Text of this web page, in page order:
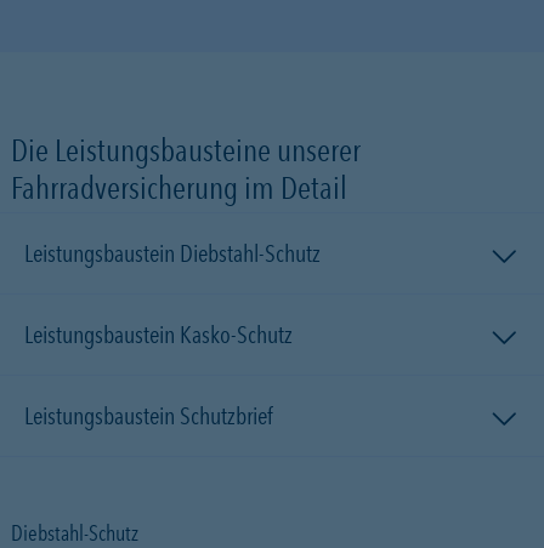
Die Leistungsbausteine unserer
Fahrradversicherung im Detail
Leistungsbaustein Diebstahl-Schutz
Leistungsbaustein Kasko-Schutz
Leistungsbaustein Schutzbrief
Diebstahl-Schutz